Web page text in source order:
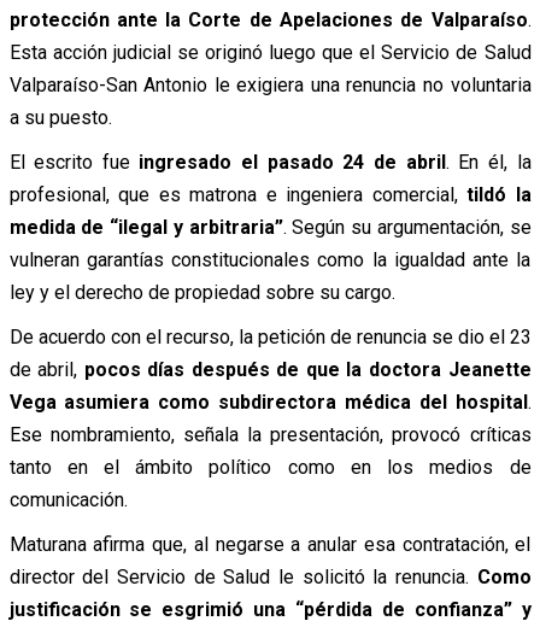
protección ante la Corte de Apelaciones de Valparaíso.
Esta acción judicial se originó luego que el Servicio de Salud
Valparaíso-San Antonio le exigiera una renuncia no voluntaria
a su puesto.
El escrito fueingresado el pasado 24 de abril. En él, la
profesional, que es matrona e ingeniera comercial,tildó la
medida de “ilegal y arbitraria”. Según su argumentación, se
vulneran garantías constitucionales como la igualdad ante la
ley y el derecho de propiedad sobre su cargo.
De acuerdo con el recurso, la petición de renuncia se dio el 23
de abril, pocos días después de que la doctora Jeanette
Vega asumiera como subdirectora médica del hospital.
Ese nombramiento, señala la presentación, provocó críticas
tanto en el ámbito político como en los medios de
comunicación.
Maturana afirma que, al negarse a anular esa contratación, el
director del Servicio de Salud le solicitó la renuncia. Como
justificación se esgrimió una “pérdida de confianza” y